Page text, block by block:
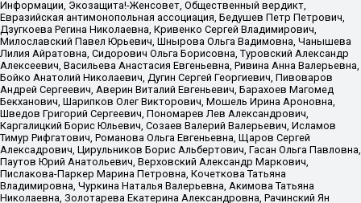
Информации, Экозащита!-Женсовет, Общественный вердикт,
Евразийская антимонопольная ассоциация, Бедушев Петр Петрович,
Дзугкоева Регина Николаевна, Кривенко Сергей Владимирович,
Милославский Павел Юрьевич, Шнырова Ольга Вадимовна, Чанышева
Лилия Айратовна, Сидорович Ольга Борисовна, Туровский Александр
Алексеевич, Васильева Анастасия Евгеньевна, Ривина Анна Валерьевна,
Бойко Анатолий Николаевич, Дугин Сергей Георгиевич, Пивоваров
Андрей Сергеевич, Аверин Виталий Евгеньевич, Барахоев Магомед
Бекханович, Шарипков Олег Викторович, Мошель Ирина Ароновна,
Шведов Григорий Сергеевич, Пономарев Лев Александрович,
Каргалицкий Борис Юльевич, Созаев Валерий Валерьевич, Исламов
Тимур Рифгатович, Романова Ольга Евгеньевна, Щаров Сергей
Алексадрович, Цирульников Борис Альбертович, Гасан Ольга Павловна,
Паутов Юрий Анатольевич, Верховский Александр Маркович,
Пислакова-Паркер Марина Петровна, Кочеткова Татьяна
Владимировна, Чуркина Наталья Валерьевна, Акимова Татьяна
Николаевна, Золотарева Екатерина Александровна, Рачинский Ян